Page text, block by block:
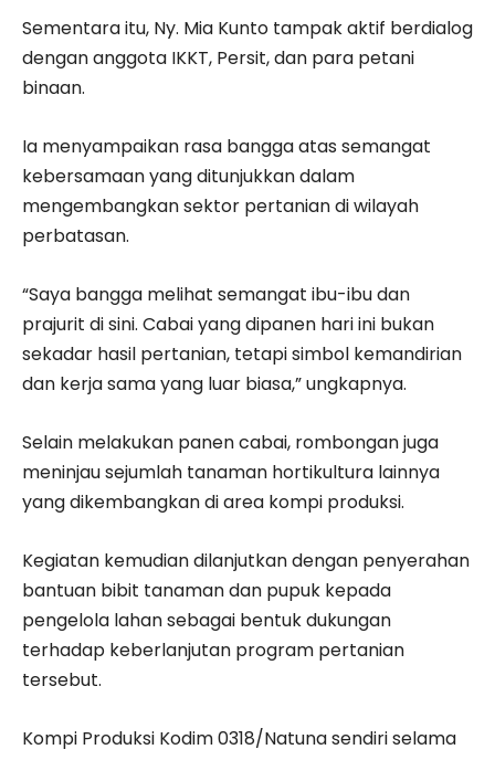
Sementara itu, Ny. Mia Kunto tampak aktif berdialog
dengan anggota IKKT, Persit, dan para petani
binaan.
Ia menyampaikan rasa bangga atas semangat
kebersamaan yang ditunjukkan dalam
mengembangkan sektor pertanian di wilayah
perbatasan.
“Saya bangga melihat semangat ibu-ibu dan
prajurit di sini. Cabai yang dipanen hari ini bukan
sekadar hasil pertanian, tetapi simbol kemandirian
dan kerja sama yang luar biasa,” ungkapnya.
Selain melakukan panen cabai, rombongan juga
meninjau sejumlah tanaman hortikultura lainnya
yang dikembangkan di area kompi produksi.
Kegiatan kemudian dilanjutkan dengan penyerahan
bantuan bibit tanaman dan pupuk kepada
pengelola lahan sebagai bentuk dukungan
terhadap keberlanjutan program pertanian
tersebut.
Kompi Produksi Kodim 0318/Natuna sendiri selama